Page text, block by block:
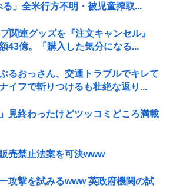
る」全米行方不明・被児童搾取...
関連グッズを『注文キャンセル』
43億。「購入した気分になる...
るおっさん、交通トラブルでキレて
イフで斬りつけるも壮絶な返り...
見終わったけどツッコミどころ満載
売禁止法案を可決www
攻撃を試みるwww 英政府機関の試